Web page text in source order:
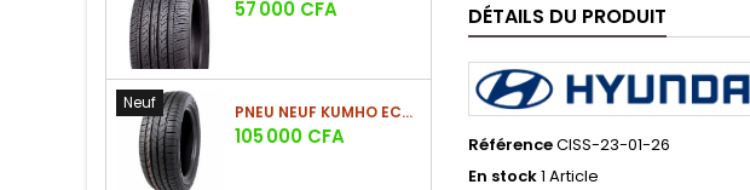
Prix
57 000 CFA
Neuf PNEU NEUF KUMHO ECSTA HS52 225/60 R17 99V
Prix
105 000 CFA
DÉTAILS DU PRODUIT
RéférenceCISS-23-01-26
En stock1 Article